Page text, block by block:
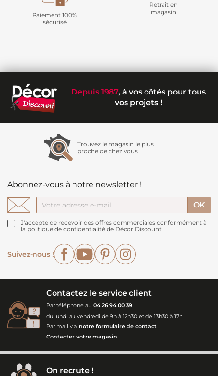
Paiement 100%
sécurisé
Retrait en
magasin
Depuis 1987, à vos côtés pour tous
vos projets !
Trouvez le magasin le plus
proche de chez vous
Abonnez-vous à notre newsletter !
J'accepte de recevoir des offres commerciales conformément à
la politique de confidentialité de Décor Discount
Suivez-nous !
FacebookYouTubePinterest
Contactez le service client
Par téléphone au 04 26 94 00 39
du lundi au vendredi de 9h à 12h30 et de 13h30 à 17h
Par mail via notre formulaire de contact
Contactez votre magasin
On recrute !